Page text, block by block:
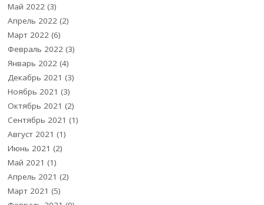
Май 2022 (3)
Апрель 2022 (2)
Март 2022 (6)
Февраль 2022 (3)
Январь 2022 (4)
Декабрь 2021 (3)
Ноябрь 2021 (3)
Октябрь 2021 (2)
Сентябрь 2021 (1)
Август 2021 (1)
Июнь 2021 (2)
Май 2021 (1)
Апрель 2021 (2)
Март 2021 (5)